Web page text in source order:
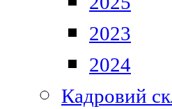
2023
2024
Кадровий